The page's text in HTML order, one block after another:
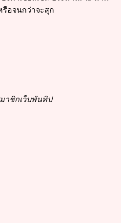
อจนกว่าจะสุก
าชิกเว็บพันทิป